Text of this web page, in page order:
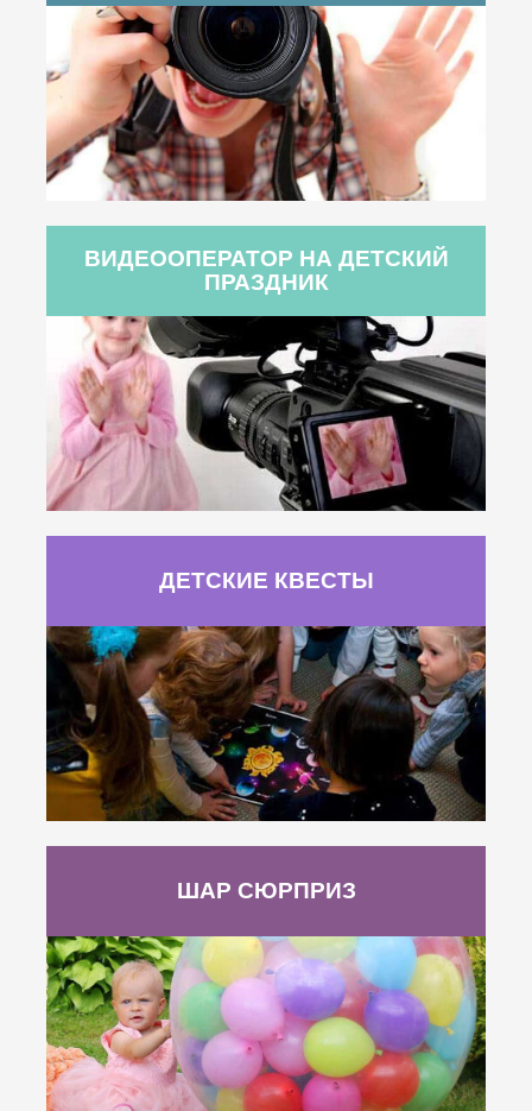
ВИДЕООПЕРАТОР НА ДЕТСКИЙ
ПРАЗДНИК
ДЕТСКИЕ КВЕСТЫ
ШАР СЮРПРИЗ